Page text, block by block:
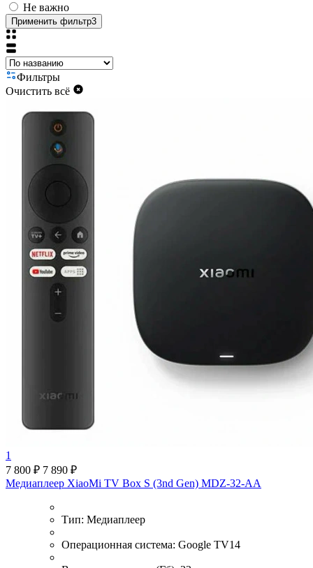
Не важно
Применить фильтр3
Фильтры
Очистить всё
1
7 800 ₽ 7 890 ₽
Медиаплеер XiaoMi TV Box S (3nd Gen) MDZ-32-AA
Тип: Медиаплеер
Операционная система: Google TV14